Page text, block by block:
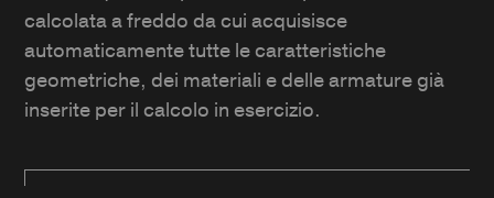
calcolata a freddo da cui acquisisce
automaticamente tutte le caratteristiche
geometriche, dei materiali e delle armature già
inserite per il calcolo in esercizio.